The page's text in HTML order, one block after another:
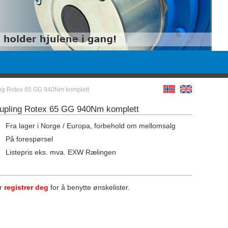
Rotex 65 GG 940Nm komplett
Rotex 65 GG 940Nm komplett
Fra lager i Norge / Europa, forbehold om mellomsalg
På forespørsel
Listepris eks. mva. EXW Rælingen
registrer deg for å benytte ønskelister.